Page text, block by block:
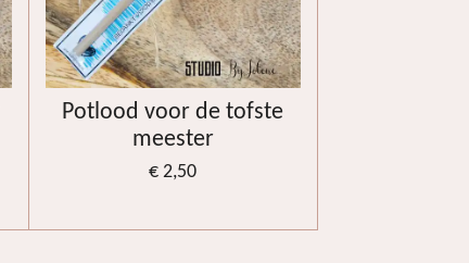
Potlood voor de tofste
meester
€ 2,50